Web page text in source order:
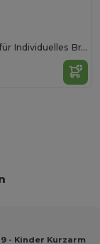
Hochwertiges Piqué Polo für Individuelles Branding
- Kinder Kurzarm